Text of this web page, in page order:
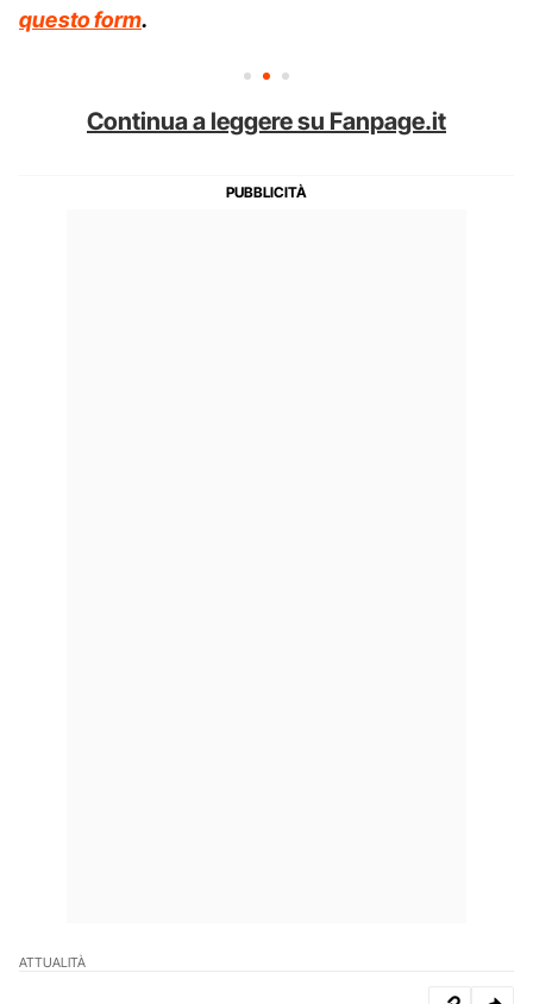
questo form.
Continua a leggere su Fanpage.it
ATTUALITÀ